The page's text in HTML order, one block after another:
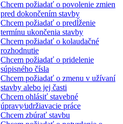
Chcem požiadať o povolenie zmien
pred dokončením stavby
Chcem požiadať o predĺženie
termínu ukončenia stavby
Chcem požiadať o kolaudačné
rozhodnutie
Chcem požiadať o pridelenie
súpisného čísla
Chcem požiadať o zmenu v užívaní
stavby alebo jej časti
Chcem ohlásiť stavebné
úpravy⁄udržiavacie práce
Chcem zbúrať stavbu